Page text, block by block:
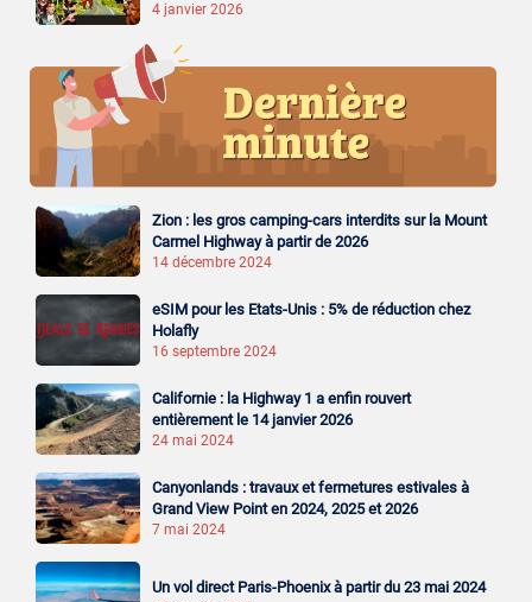
4 janvier 2026
Zion : les gros camping-cars interdits sur la Mount
Carmel Highway à partir de 2026
14 décembre 2024
eSIM pour les Etats-Unis : 5% de réduction chez
Holafly
16 septembre 2024
Californie : la Highway 1 a enfin rouvert
entièrement le 14 janvier 2026
24 mai 2024
Canyonlands : travaux et fermetures estivales à
Grand View Point en 2024, 2025 et 2026
7 mai 2024
Un vol direct Paris-Phoenix à partir du 23 mai 2024